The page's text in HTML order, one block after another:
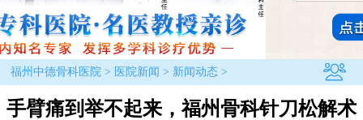
福州中德骨科医院> 医院新闻 > 新闻动态>
手臂痛到举不起来，福州骨科针刀松解术